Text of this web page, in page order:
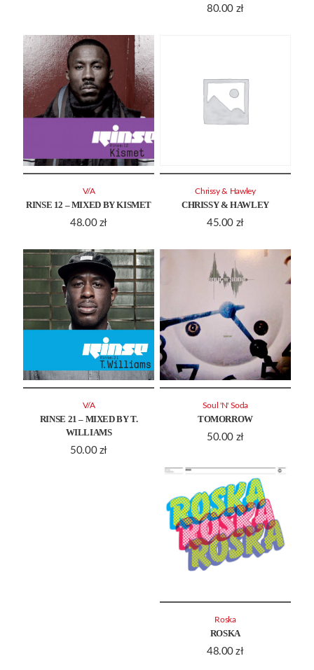
80.00 zł
RINSE 12 – MIXED BY KISMET
48.00 zł
V/A
CHRISSY & HAWLEY
45.00 zł
Chrissy & Hawley
RINSE 21 – MIXED BY T.
WILLIAMS
50.00 zł
V/A
TOMORROW
50.00 zł
Soul 'N' Soda
ROSKA
48.00zł
Roska